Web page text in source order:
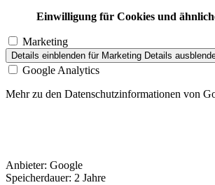
Einwilligung für Cookies und
Marketing
Details einblenden für Marketing Details
Google Analytics
Mehr zu den Datenschutzinformationen von
Anbieter: Google
Speicherdauer: 2 Jahre